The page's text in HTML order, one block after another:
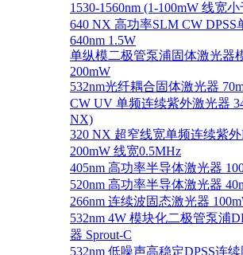
1530-1560nm (1-100mW 线宽
640 NX 高功率SLM CW DPSS
640nm 1.5W
单纵模二极管泵浦固体激光器
200mW
532nm光纤耦合固体激光器
CW UV 单频连续紫外激光器
NX)
320 NX 超窄线宽单频连续紫外
200mW 线宽0.5MHz
405nm 高功率半导体激光器
520nm 高功率半导体激光器
266nm 连续波固态激光器
532nm 4W 模块化二极管泵浦
器 Sprout-C
532nm 低噪声高稳定DPSS连